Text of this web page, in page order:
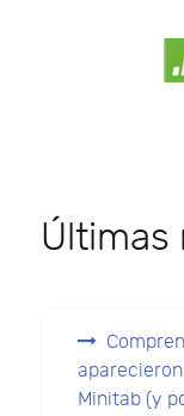
Últimas
Minitab (y